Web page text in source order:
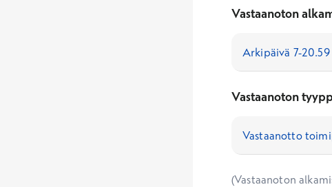
Vastaanoton
Vastaanoton
(Vastaanoton